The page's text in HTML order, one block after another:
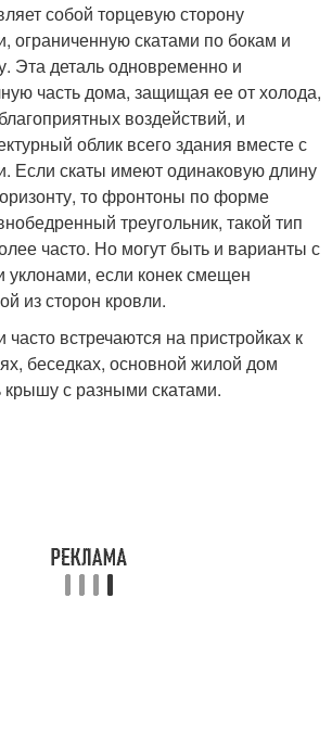
собой торцевую сторону
ограниченную скатами по бокам и
Эта деталь одновременно и
часть дома, защищая ее от холода,
воздействий, и
облик всего здания вместе с
Если скаты имеют одинаковую длину
то фронтоны по форме
треугольник, такой тип
часто. Но могут быть и варианты с
уклонами, если конек смещен
из сторон кровли.
часто встречаются на пристройках к
беседках, основной жилой дом
крышу с разными скатами.